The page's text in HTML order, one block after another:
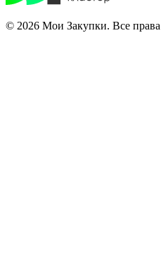
© 2026 Мои Закупки. Все